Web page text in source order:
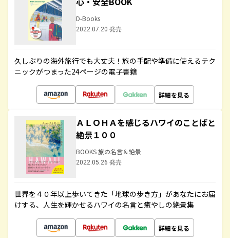
D-Books
2022.07.20 発売
久しぶりの海外旅行でも大丈夫！旅の手配や準備に使えるテク
ニックがつまった24ページの電子書籍
詳細を見る
ＡＬＯＨＡを感じるハワイのことばと
絶景１００
BOOKS 旅の名言＆絶景
2022.05.26 発売
世界を４０年以上歩いてきた「地球の歩き方」があなたにお届
けする、人生を輝かせるハワイの名言と癒やしの絶景集
詳細を見る